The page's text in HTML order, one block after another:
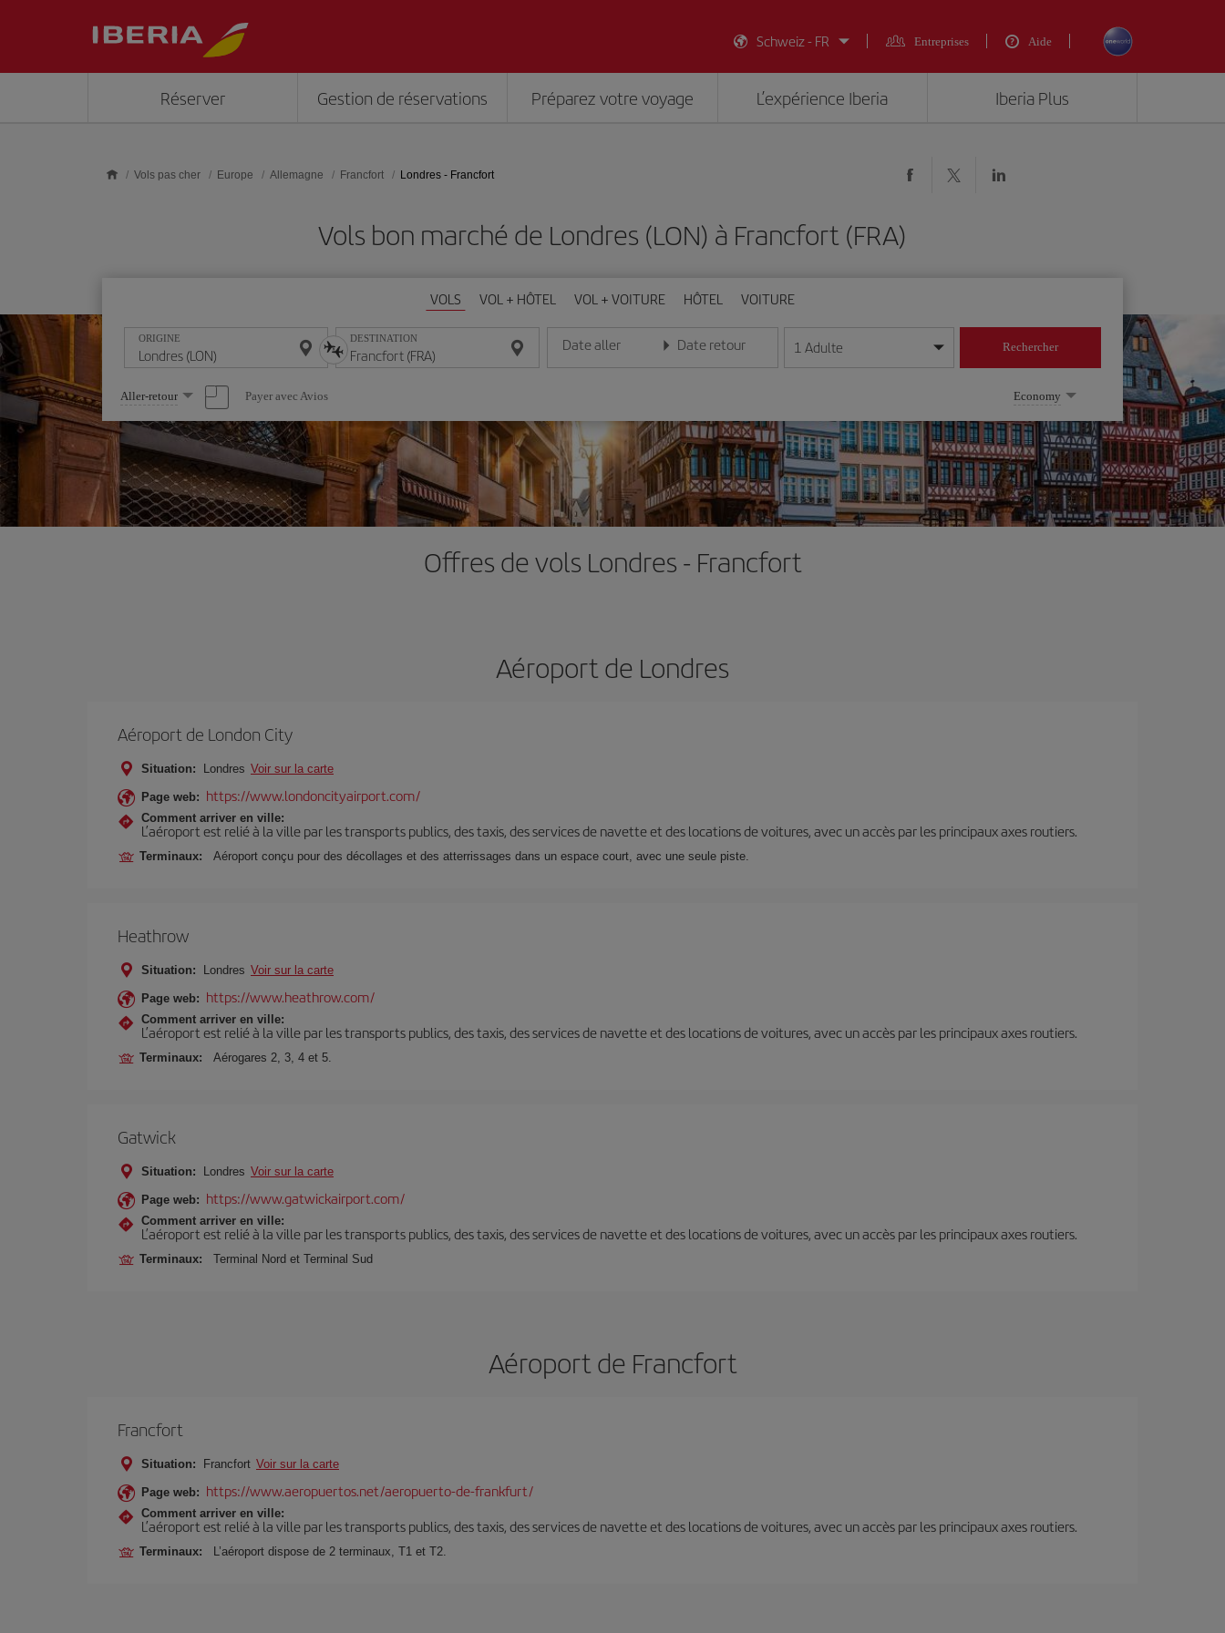
Schweiz - FR
Entreprises Aide
Réserver Gestion de réservations Préparez votre voyage L’expérience Iberia Iberia Plus
Vols pas cher Europe Allemagne Francfort Londres - Francfort
Vols bon marché de Londres (LON) à Francfort (FRA)
VOLS VOL + HÔTEL VOL + VOITURE HÔTEL VOITURE
ORIGINE DESTINATION Date aller
Entrez la date au format jour/mois/année
Date retour
Entrez la date au format jour/mois/année
1 Adulte Rechercher
Sélectionnez
une
option
Aller-retour Payer avec Avios Economy
Offres de vols Londres - Francfort
Aéroport de Londres
Aéroport de London City
Situation: Londres Voir sur la carte
Page web: https://www.londoncityairport.com/
Comment arriver en ville:
L’aéroport est relié à la ville par les transports publics, des taxis, des services de navette et des locations de voitures, avec un accès par les principaux axes routiers.
Terminaux: Aéroport conçu pour des décollages et des atterrissages dans un espace court, avec une seule piste.
Heathrow
Situation: Londres Voir sur la carte
Page web: https://www.heathrow.com/
Comment arriver en ville:
L’aéroport est relié à la ville par les transports publics, des taxis, des services de navette et des locations de voitures, avec un accès par les principaux axes routiers.
Terminaux: Aérogares 2, 3, 4 et 5.
Gatwick
Situation: Londres Voir sur la carte
Page web: https://www.gatwickairport.com/
Comment arriver en ville:
L’aéroport est relié à la ville par les transports publics, des taxis, des services de navette et des locations de voitures, avec un accès par les principaux axes routiers.
Terminaux: Terminal Nord et Terminal Sud
Aéroport de Francfort
Francfort
Situation: Francfort Voir sur la carte
Page web: https://www.aeropuertos.net/aeropuerto-de-frankfurt/
Comment arriver en ville:
L’aéroport est relié à la ville par les transports publics, des taxis, des services de navette et des locations de voitures, avec un accès par les principaux axes routiers.
Terminaux: L’aéroport dispose de 2 terminaux, T1 et T2.